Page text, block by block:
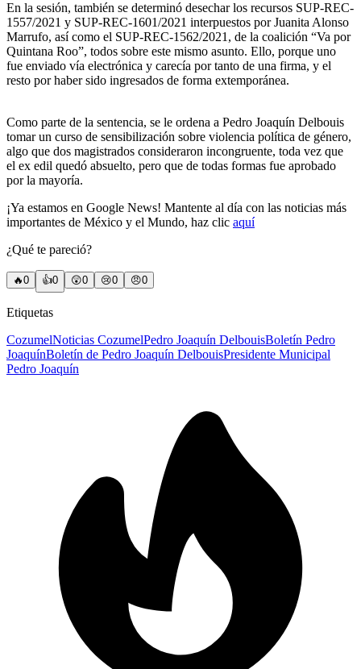
En la sesión, también se determinó desechar los recursos SUP-REC-
1557/2021 y SUP-REC-1601/2021 interpuestos por Juanita Alonso
Marrufo, así como el SUP-REC-1562/2021, de la coalición “Va por
Quintana Roo”, todos sobre este mismo asunto. Ello, porque uno
fue enviado vía electrónica y carecía por tanto de una firma, y el
resto por haber sido ingresados de forma extemporánea.
Como parte de la sentencia, se le ordena a Pedro Joaquín Delbouis
tomar un curso de sensibilización sobre violencia política de género,
algo que dos magistrados consideraron incongruente, toda vez que
el ex edil quedó absuelto, pero que de todas formas fue aprobado
por la mayoría.
¡Ya estamos en Google News! Mantente al día con las noticias más
importantes de México y el Mundo, haz clic aquí
¿Qué te pareció?
🔥0 👍0 😲0 😢0 😠0
Etiquetas
CozumelNoticias CozumelPedro Joaquín DelbouisBoletín Pedro
JoaquínBoletín de Pedro Joaquín DelbouisPresidente Municipal
Pedro Joaquín